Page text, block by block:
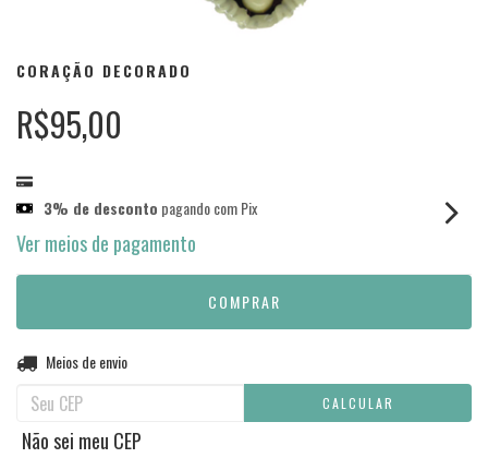
CORAÇÃO DECORADO
R$95,00
3% de desconto pagando com Pix
Ver meios de pagamento
Entregas para o CEP:
Meios de envio
CALCULAR
Não sei meu CEP